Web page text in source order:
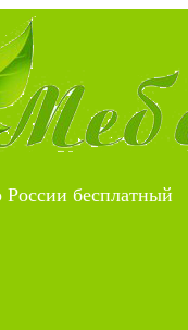
России бесплатный